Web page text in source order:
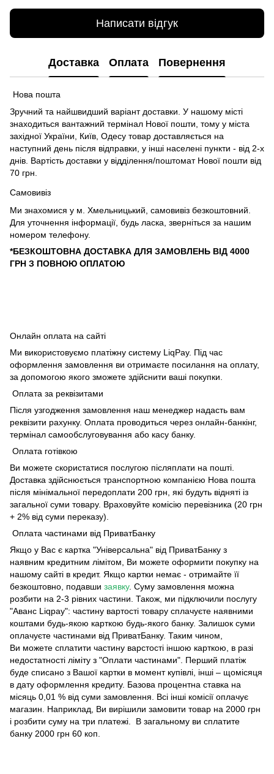
Написати відгук
Доставка Оплата Повернення
Нова пошта
Зручний та найшвидший варіант доставки. У нашому місті
знаходиться вантажний термінал Нової пошти, тому у міста
західної України, Київ, Одесу товар доставляється на
наступний день після відправки, у інші населені пункти - від 2-х
днів. Вартість доставки у відділення/поштомат Нової пошти від
70 грн.
Самовивіз
Ми знахомися у м. Хмельницький, самовивіз безкоштовний.
Для уточнення інформації, будь ласка, зверніться за нашим
номером телефону.
*БЕЗКОШТОВНА ДОСТАВКА ДЛЯ ЗАМОВЛЕНЬ ВІД 4000
ГРН З ПОВНОЮ ОПЛАТОЮ
Онлайн оплата на сайті
Ми використовуємо платіжну систему LiqPay. Під час
оформлення замовлення ви отримаєте посилання на оплату,
за допомогою якого зможете здійснити ваші покупки.
Оплата за реквізитами
Після узгодження замовлення наш менеджер надасть вам
реквізити рахунку. Оплата проводиться через онлайн-банкінг,
термінал самообслуговування або касу банку.
Оплата готівкою
Ви можете скористатися послугою післяплати на пошті.
Доставка здійснюється транспортною компанією Нова пошта
після мінімальної передоплати 200 грн, які будуть відняті із
загальної суми товару. Враховуйте комісію перевізника (20 грн
+ 2% від суми переказу).
Оплата частинами від ПриватБанку
Якщо у Вас є картка "Універсальна" від ПриватБанку з
наявним кредитним лімітом, Ви можете оформити покупку на
нашому сайті в кредит. Якщо картки немає - отримайте її
безкоштовно, подавши заявку. Суму замовлення можна
розбити на 2-3 рівних частини. Також, ми підключили послугу
"Аванс Liqpay": частину вартості товару сплачуєте наявними
коштами будь-якою карткою будь-якого банку. Залишок суми
оплачуєте частинами від ПриватБанку. Таким чином,
Ви можете сплатити частину варстості іншою карткою, в разі
недостатності ліміту з "Оплати частинами". Перший платіж
буде списано з Вашої картки в момент купівлі, інші – щомісяця
в дату оформлення кредиту. Базова процентна ставка на
місяць 0,01 % від суми замовлення. Всі інші комісії оплачує
магазин. Наприклад, Ви вирішили замовити товар на 2000 грн
і розбити суму на три платежі. В загальному ви сплатите
банку 2000 грн 60 коп.